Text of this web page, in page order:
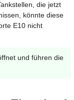
die jetzt
könnte diese
E10 nicht
und führen die